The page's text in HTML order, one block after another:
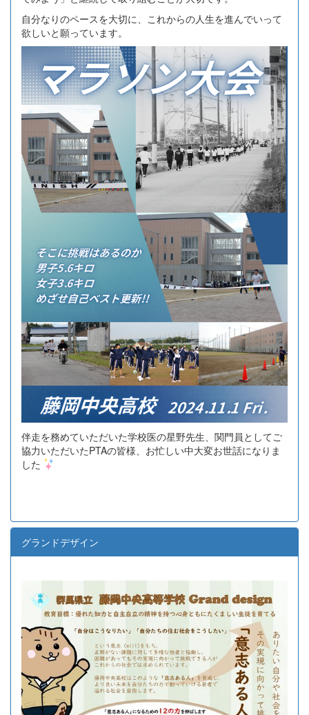
自分なりのペースを大切に、これからの人生を進んでいって
欲しいと願っています。
伴走を務めていただいた学校医の星野先生、関門員としてご
協力いただいたPTAの皆様、お忙しい中大変お世話になりま
した
グランドデザイン